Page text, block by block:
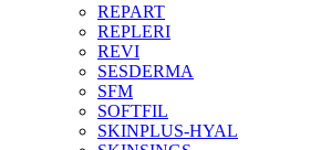
REPART
REPLERI
REVI
SESDERMA
SFM
SOFTFIL
SKINPLUS-HYAL